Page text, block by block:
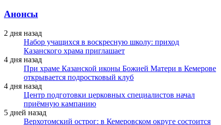
Анонсы
2 дня назад
Набор учащихся в воскресную школу: приход
Казанского храма приглашает
4 дня назад
При храме Казанской иконы Божией Матери в Кемерове
открывается подростковый клуб
4 дня назад
Центр подготовки церковных специалистов начал
приёмную кампанию
5 дней назад
Верхотомский острог: в Кемеровском округе состоится